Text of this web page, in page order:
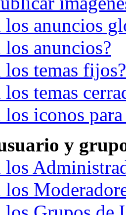
los anuncios
los anuncios?
los temas fijos?
los temas
los iconos
y
los
los